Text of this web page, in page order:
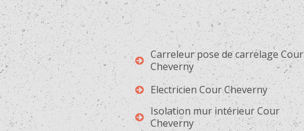
Carreleur pose de carrelage Cour
Cheverny
Electricien Cour Cheverny
Isolation mur intérieur Cour
Cheverny